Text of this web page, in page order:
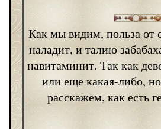
Как мы видим, польза от
наладит, и талию
навитаминит. Так как
или еще какая-либо,
расскажем, как есть